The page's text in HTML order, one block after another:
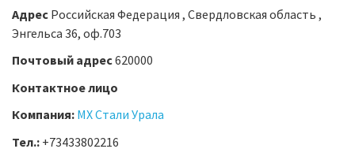
Адрес Российская Федерация , Свердловская область ,
Энгельса 36, оф.703
Почтовый адрес620000
Контактное лицо
Компания: МХ Стали Урала
Тел.: +73433802216